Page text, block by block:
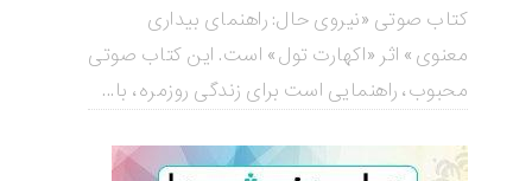
کتاب صوتی «نیروی حال: راهنمای بیداری
معنوی» اثر «اکهارت تول» است. این کتاب صوتی
محبوب، راهنمایی است برای زندگی روزمره، با...